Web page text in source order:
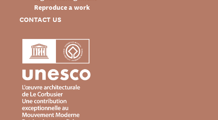
Reproduce a work
CONTACT US